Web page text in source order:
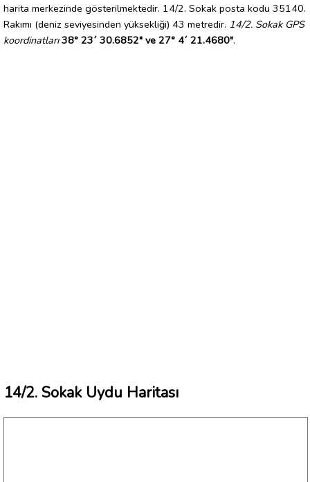
harita merkezinde gösterilmektedir. 14/2. Sokak posta kodu 35140.
Rakımı (deniz seviyesinden yüksekliği) 43 metredir. 14/2. Sokak GPS
koordinatları 38° 23´ 30.6852" ve 27° 4´ 21.4680".
14/2. Sokak Uydu Haritası